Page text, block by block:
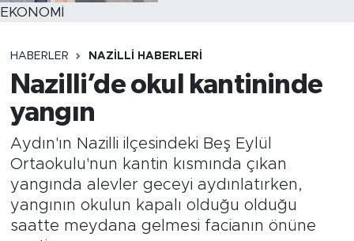
EKONOMİ
HABERLER NAZILLI HABERLERI
Nazilli’de okul kantininde
yangın
Aydın'ın Nazilli ilçesindeki Beş Eylül
Ortaokulu'nun kantin kısmında çıkan
yangında alevler geceyi aydınlatırken,
yangının okulun kapalı olduğu olduğu
saatte meydana gelmesi facianın önüne